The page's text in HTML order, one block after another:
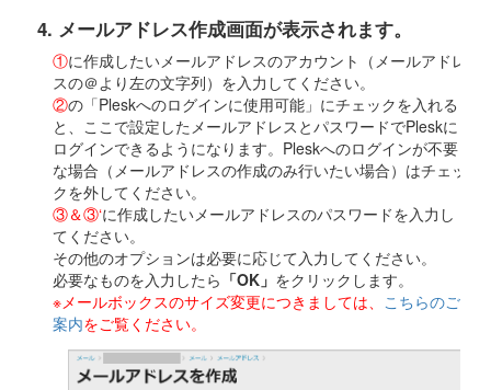
4. メールアドレス作成画面が表示されます。
①に作成したいメールアドレスのアカウント（メールアドレ
スの＠より左の文字列）を入力してください。
②の「Pleskへのログインに使用可能」にチェックを入れる
と、ここで設定したメールアドレスとパスワードでPleskに
ログインできるようになります。Pleskへのログインが不要
な場合（メールアドレスの作成のみ行いたい場合）はチェッ
クを外してください。
③＆③‘に作成したいメールアドレスのパスワードを入力し
てください。
その他のオプションは必要に応じて入力してください。
必要なものを入力したら 「OK」 をクリックします。
※メールボックスのサイズ変更につきましては、 こちらのご
案内をご覧ください。